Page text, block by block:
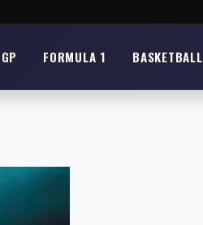
FORMULA 1 BASKETBALL